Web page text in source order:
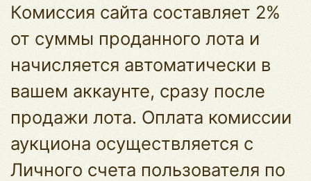
Комиссия сайта составляет 2%
от суммы проданного лота и
начисляется автоматически в
вашем аккаунте, сразу после
продажи лота. Оплата комиссии
аукциона осуществляется с
Личного счета пользователя по